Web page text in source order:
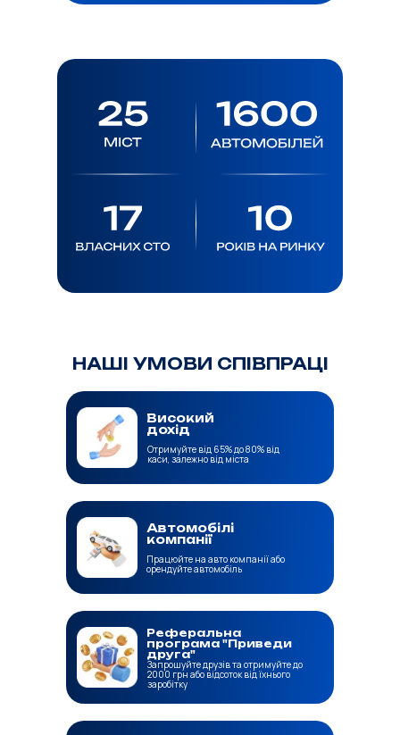
Запрошуйте друзів та отримуйте до
2000 грн або відсоток від їхнього
заробітку
Реферальна
програма "Приведи
друга"
Отримуйте від 65% до 80% від
каси, залежно від міста
Високий
дохід
Працюйте на авто компанії або
орендуйте автомобіль
Автомобілі
компанії
НАШІ УМОВИ СПІВПРАЦІ